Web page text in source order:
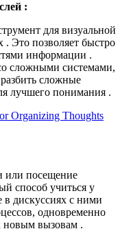
:
для визуальной
Это позволяет быстро
информации .
сложными системами,
сложные
лучшего понимания .
или посещение
способ учиться у
в дискуссиях с ними
одновременно
новым вызовам .